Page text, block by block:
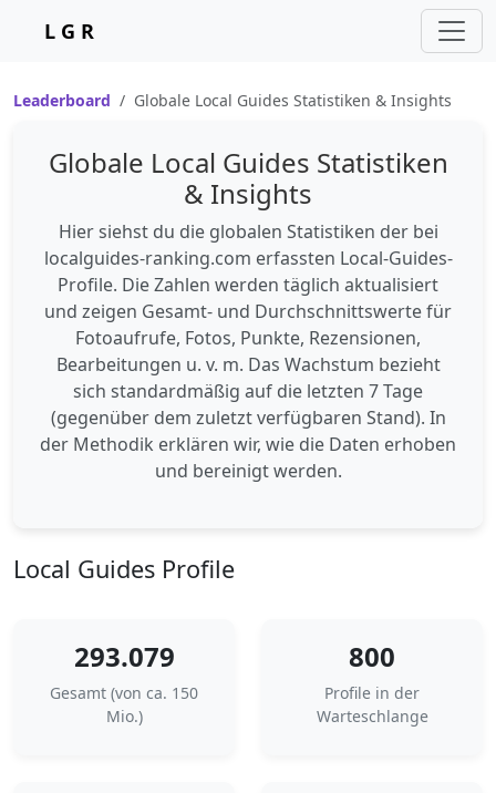
L G R
Leaderboard Globale Local Guides Statistiken & Insights
Globale Local Guides Statistiken
& Insights
Hier siehst du die globalen Statistiken der bei
localguides-ranking.com erfassten Local-Guides-
Profile. Die Zahlen werden täglich aktualisiert
und zeigen Gesamt- und Durchschnittswerte für
Fotoaufrufe, Fotos, Punkte, Rezensionen,
Bearbeitungen u. v. m. Das Wachstum bezieht
sich standardmäßig auf die letzten 7 Tage
(gegenüber dem zuletzt verfügbaren Stand). In
der Methodik erklären wir, wie die Daten erhoben
und bereinigt werden.
Local Guides Profile
293.079
Gesamt (von ca. 150
Mio.)
800
Profile in der
Warteschlange